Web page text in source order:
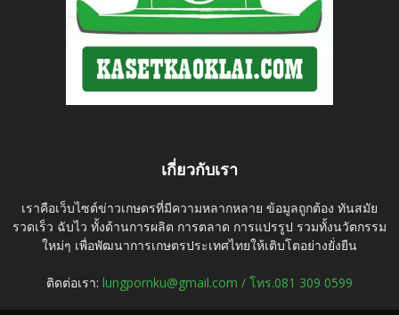
เกี่ยวกับเรา
เราคือเว็บไซต์ข่าวเกษตรที่มีความหลากหลาย ข้อมูลถูกต้อง ทันสมัย
รวดเร็ว ฉับไว ทั้งด้านการผลิต การตลาด การแปรรูป รวมทั้งนวัตกรรม
ใหม่ๆ เพื่อพัฒนาการเกษตรประเทศไทยให้เติบโตอย่างยั่งยืน
ติดต่อเรา: lungpornku@gmail.com / โทร.081 309 0599